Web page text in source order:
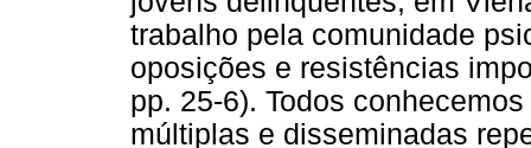
trabalho pela comunidade
oposições e resistências
pp. 25-6). Todos
múltiplas e disseminadas